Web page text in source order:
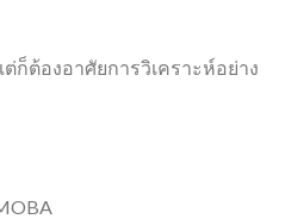
ก็ต้องอาศัยการวิเคราะห์อย่าง